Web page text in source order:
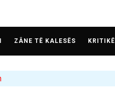
ZÂNE TË KALESËS KRITIKË